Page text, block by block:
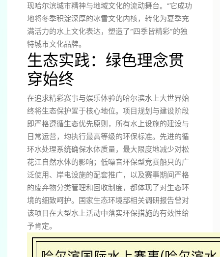
现哈尔滨城市精神与地域文化的流动舞台。”它成功
地将冬季积淀深厚的冰雪文化内核，转化为夏季充
满活力的水上文化表达，塑造了“四季皆精彩”的独
特城市文化品牌。
生态实践：绿色理念贯
穿始终
在追求精彩赛事与娱乐体验的哈尔滨水上大世界始
终将生态保护置于核心地位。项目规划与建设阶段
即严格遵循生态优先原则，所有水上设施的建设与
日常运营，均执行最高等级的环保标准。先进的循
环水处理系统确保水体质量，最大限度地减少对松
花江自然水体的影响；低噪音环保型竞赛船只的广
泛使用、岸电设施的配套推广，以及赛事期间严格
的废弃物分类管理和回收制度，都体现了对生态环
境的细致呵护。国家生态环境部相关调研报告曾对
该项目在大型水上活动中落实环保措施的有效性给
予肯定。